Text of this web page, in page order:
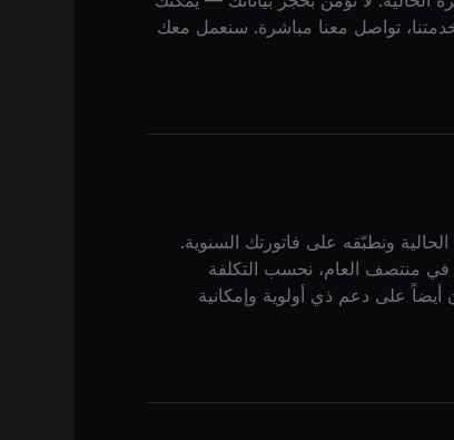
تواصل معنا مباشرة. سنعمل معك
ونطبّقه على فاتورتك السنوية.
منتصف العام، نحسب التكلفة
أيضاً على دعم ذي أولوية وإمكانية